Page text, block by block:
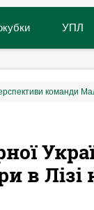
УПЛ
команди
в Лізі